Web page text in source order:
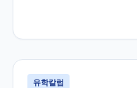
유학칼럼